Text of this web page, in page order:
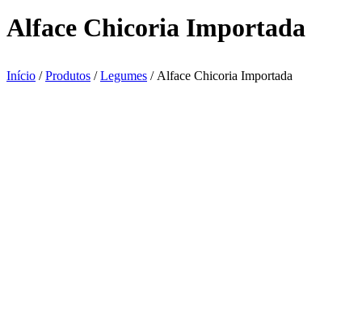
Alface Chicoria Importada
Início /Produtos /Legumes / Alface Chicoria Importada